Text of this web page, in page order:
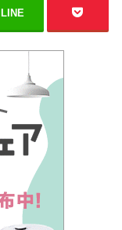
LINE